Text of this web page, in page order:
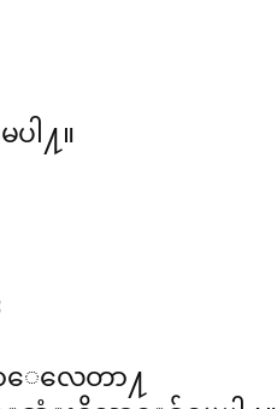
ါ႔။
ေလေတာ႔